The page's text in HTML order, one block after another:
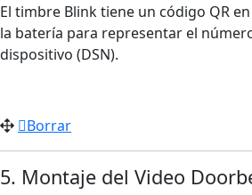
El timbre Blink tiene un código QR
la batería para representar el
dispositivo (DSN).
Borrar
5. Montaje del Video